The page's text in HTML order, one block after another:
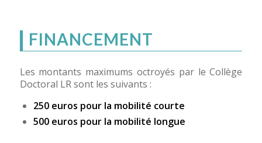
FINANCEMENT
Les montants maximums octroyés par le Collège
Doctoral LR sont les suivants :
250 euros pour la mobilité courte
500 euros pour la mobilité longue